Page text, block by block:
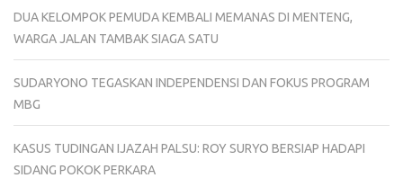
DUA KELOMPOK PEMUDA KEMBALI MEMANAS DI MENTENG,
WARGA JALAN TAMBAK SIAGA SATU
SUDARYONO TEGASKAN INDEPENDENSI DAN FOKUS PROGRAM
MBG
KASUS TUDINGAN IJAZAH PALSU: ROY SURYO BERSIAP HADAPI
SIDANG POKOK PERKARA